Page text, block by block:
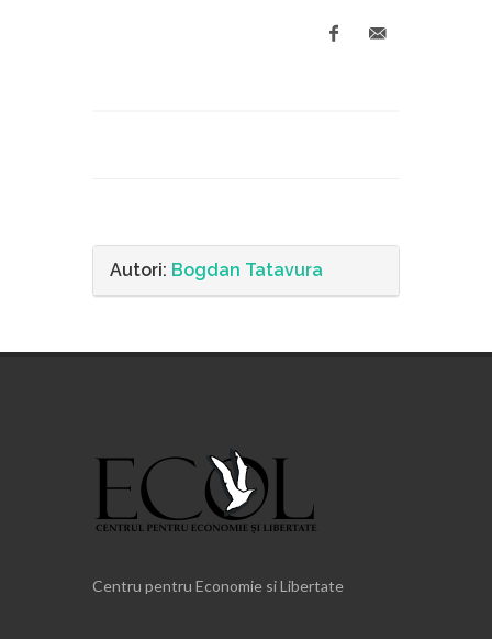
Autori: Bogdan Tatavura
Centru pentru Economie si Libertate